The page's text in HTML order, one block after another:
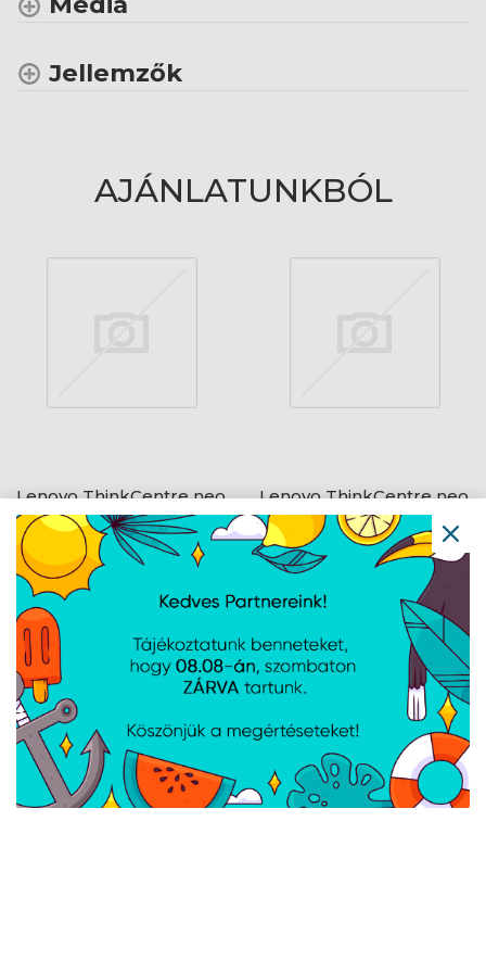
Jellemzők
AJÁNLATUNKBÓL
Lenovo ThinkCentre neo
55q G6 - FreeDOS -
Black + USB egér és
billentyűzet
Lenovo ThinkCentre neo
55s G6 - FreeDOS -
Black + USB egér és
billentyűzet